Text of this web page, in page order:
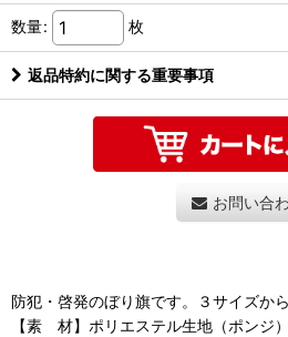
数量: 枚
返品特約に関する重要事項
お問い合
防犯・啓発のぼり旗です。３サイズか
【素 材】ポリエステル生地（ポンジ）